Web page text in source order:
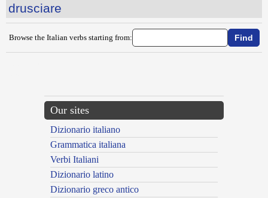
drusciare
Browse the Italian verbs starting from:
Our sites
Dizionario italiano
Grammatica italiana
Verbi Italiani
Dizionario latino
Dizionario greco antico